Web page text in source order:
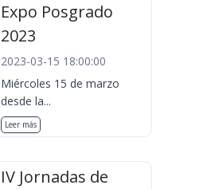
Expo Posgrado
2023
2023-03-15 18:00:00
Miércoles 15 de marzo
desde la...
Leer más
IV Jornadas de